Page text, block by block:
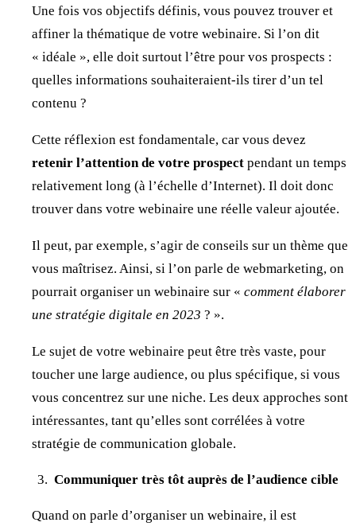
Une fois vos objectifs définis, vous pouvez trouver et
affiner la thématique de votre webinaire. Si l’on dit
« idéale », elle doit surtout l’être pour vos prospects :
quelles informations souhaiteraient-ils tirer d’un tel
contenu ?
Cette réflexion est fondamentale, car vous devez
retenir l’attention de votre prospect pendant un temps
relativement long (à l’échelle d’Internet). Il doit donc
trouver dans votre webinaire une réelle valeur ajoutée.
Il peut, par exemple, s’agir de conseils sur un thème que
vous maîtrisez. Ainsi, si l’on parle de webmarketing, on
pourrait organiser un webinaire sur « comment élaborer
une stratégie digitale en 2023 ? ».
Le sujet de votre webinaire peut être très vaste, pour
toucher une large audience, ou plus spécifique, si vous
vous concentrez sur une niche. Les deux approches sont
intéressantes, tant qu’elles sont corrélées à votre
stratégie de communication globale.
Communiquer très tôt auprès de l’audience cible
Quand on parle d’organiser un webinaire, il est